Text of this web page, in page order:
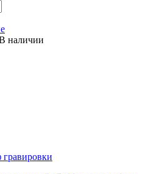
наличии